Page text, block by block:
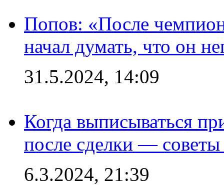
Попов: «После
начал думать, что он
31.5.2024, 14:09
Когда выписываться
после сделки —
6.3.2024, 21:39